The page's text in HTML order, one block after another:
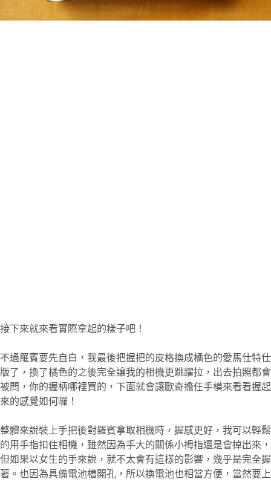
接下來就來看實際拿起的樣子吧！
不過羅賓要先自白，我最後把握把的皮格換成橘色的愛馬仕特仕
版了，換了橘色的之後完全讓我的相機更跳躍拉，出去拍照都會
被問，你的握柄哪裡買的，下面就會讓歐奇擔任手模來看看握起
來的感覺如何囉！
整體來說裝上手把後對羅賓拿取相機時，握感更好，我可以輕鬆
的用手指扣住相機，雖然因為手大的關係小拇指還是會掉出來，
但如果以女生的手來說，就不太會有這樣的影響，幾乎是完全握
著。也因為具備電池槽開孔，所以換電池也相當方便，當然要上